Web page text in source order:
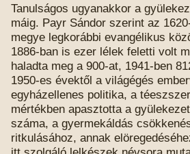
Tanulságos ugyanakkor a
máig. Payr Sándor szerint az
megye legkorábbi evangélikus
1886-ban is ezer lélek feletti volt
haladta meg a 900-at, 1941-ben
1950-es évektől a világégés
egyházellenes politika, a
mértékben apasztotta a
száma, a gyermekáldás
ritkulásához, annak